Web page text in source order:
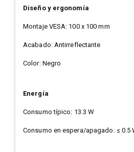
Diseño y ergonomía
Montaje VESA: 100 x 100 mm
Acabado: Antirreflectante
Color: Negro
Energía
Consumo típico: 13.3 W
Consumo en espera/apagado: ≤ 0.5